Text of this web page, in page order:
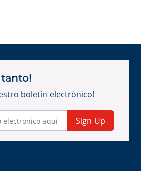
boletín electrónico!
Sign Up